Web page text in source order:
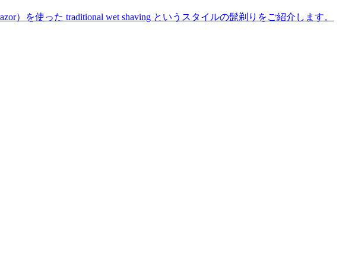
）を使った traditional wet shaving というスタイルの髭剃りをご紹介します。